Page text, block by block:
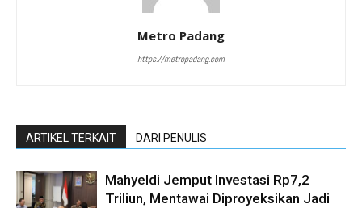
Metro Padang
https://metropadang.com
ARTIKEL TERKAIT DARI PENULIS
Mahyeldi Jemput Investasi Rp7,2
Triliun, Mentawai Diproyeksikan Jadi